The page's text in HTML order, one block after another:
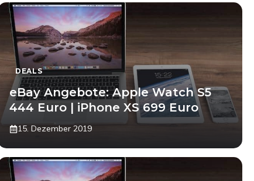
DEALS
eBay Angebote: Apple Watch S5
444 Euro | iPhone XS 699 Euro
15. Dezember 2019